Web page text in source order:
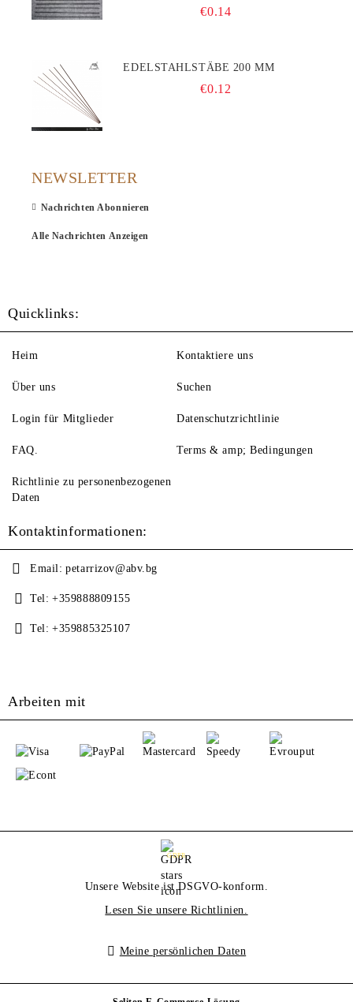
€0.14
EDELSTAHLSTÄBE 200 MM
€0.12
NEWSLETTER
Nachrichten Abonnieren
Alle Nachrichten Anzeigen
Quicklinks:
Heim
Über uns
Login für Mitglieder
FAQ.
Kontaktiere uns
Suchen
Datenschutzrichtlinie
Terms & amp; Bedingungen
Richtlinie zu personenbezogenen
Daten
Kontaktinformationen:
Email: petarrizov@abv.bg
Tel: +359888809155
Tel: +359885325107
Arbeiten mit
GDPR
Unsere Website ist DSGVO-konform.
Lesen Sie unsere Richtlinien.
Meine persönlichen Daten